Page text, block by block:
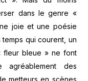
dans le genre «
joie et une poésie
qui courent, un
fleur bleue » ne font
des